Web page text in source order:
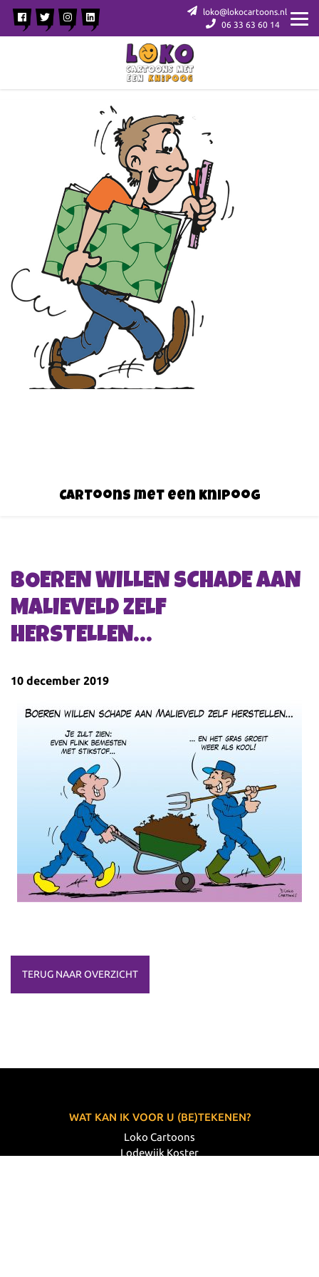
loko@lokocartoons.nl
06 33 63 60 14
Cartoons met een knipoog
BOEREN WILLEN SCHADE AAN
MALIEVELD ZELF
HERSTELLEN…
10 december 2019
TERUG NAAR OVERZICHT
WAT KAN IK VOOR U (BE)TEKENEN?
Loko Cartoons
Lodewijk Koster